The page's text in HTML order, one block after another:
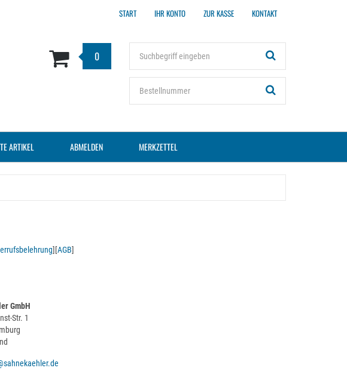
START IHR KONTO ZUR KASSE KONTAKT
0
ARTIKEL ABMELDEN MERKZETTEL
][AGB]
GmbH
Str. 1